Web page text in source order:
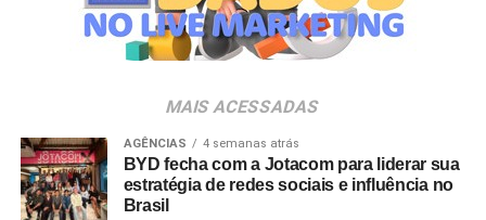
Veia”, conceito focado na valorização da cultura nacional,
da música e da hospitalidade carioca.
no canal oficial da Ticketmaster, com lote inicial a partir
de R$ 3.950,00. As demais atualizações e atrações do
evento serão divulgadas nos canais oficiais do camarote
nos próximos meses.
MAIS ACESSADAS
AGÊNCIAS 4 semanas atrás
BYD fecha com a Jotacom para liderar sua
estratégia de redes sociais e influência no
Brasil